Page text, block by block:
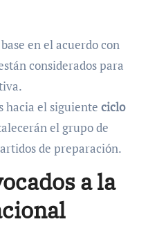
en el acuerdo con
considerados para
hacia el siguiente ciclo
el grupo de
de preparación.
a la